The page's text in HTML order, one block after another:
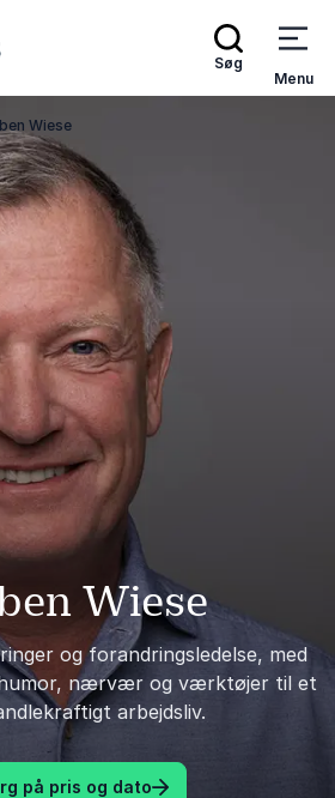
Søg
Menu
Wiese
Wiese
og forandringsledelse, med
nærvær og værktøjer til et
arbejdsliv.
på pris og dato